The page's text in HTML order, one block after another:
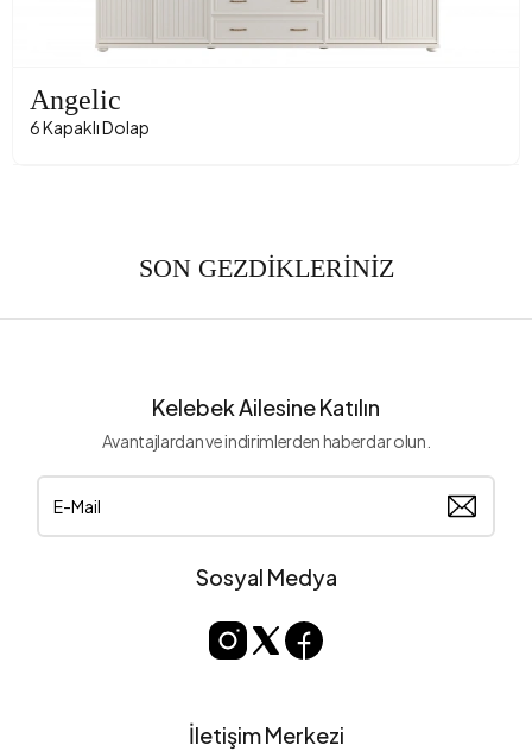
Angelic
6 Kapaklı Dolap
SON GEZDİKLERİNİZ
Kelebek Ailesine Katılın
Avantajlardan ve indirimlerden haberdar olun.
Sosyal Medya
İletişim Merkezi